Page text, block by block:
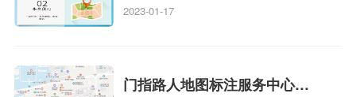
务中心铺如何入驻花小猪打车
教程、商家如何入驻地图、如何入驻地:、
2023-01-17
门指路人地图标注服务中心如